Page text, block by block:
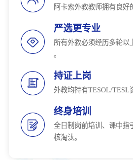
阿卡索外教教师拥有良好
严选更专业
所有外教必须经历多轮以
。
持证上岗
外教均持有TESOL/TESL
终身培训
全日制岗前培训、课中指
核淘汰。